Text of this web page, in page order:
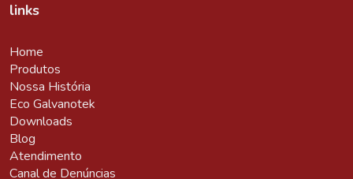
links
Home
Produtos
Nossa História
Eco Galvanotek
Downloads
Blog
Atendimento
Canal de Denúncias